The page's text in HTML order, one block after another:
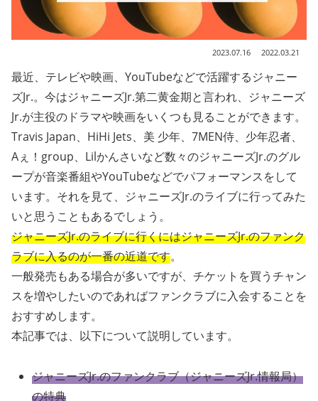
2023.07.16 2022.03.21
最近、テレビや映画、YouTubeなどで活躍するジャニー
ズJr.。今はジャニーズJr.第二黄金期と言われ、ジャニーズ
Jr.が主役のドラマや映画をいくつも見ることができます。
Travis Japan、HiHi Jets、美 少年、7MEN侍、少年忍者、
Aぇ！group、Lilかんさいなど数々のジャニーズJr.のグル
ープが音楽番組やYouTubeなどでパフォーマンスをして
います。それを見て、ジャニーズJr.のライブに行ってみた
いと思うこともあるでしょう。
ジャニーズJr.のライブに行くにはジャニーズJr.のファンク
ラブに入るのが一番の近道です。
一般発売もある場合が多いですが、チケットを買うチャン
スを増やしたいのであればファンクラブに入会することを
おすすめします。
本記事では、以下について説明しています。
ジャニーズJr.のファンクラブ（ジャニーズJr.情報局）
の特典